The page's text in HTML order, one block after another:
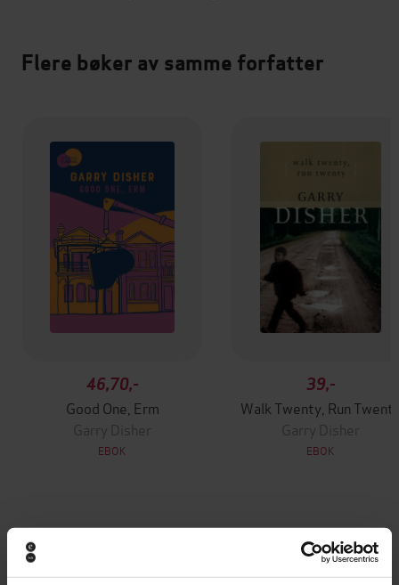
Flere bøker av samme forfatter
46,70,-
Good One, Erm
Garry Disher
EBOK
39,-
Walk Twenty, Run
Garry Disher
EBOK
Andre har også kjøpt